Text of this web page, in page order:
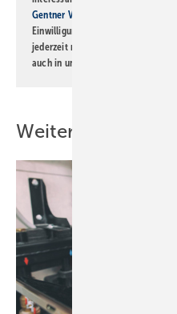
Gentner Verlag GmbH & Co. KG
Einwilligung kann ich jederzeit
jederzeit möglich. Informationen
auch in unserer
Weitere Inhalte